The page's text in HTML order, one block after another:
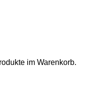
im Warenkorb.